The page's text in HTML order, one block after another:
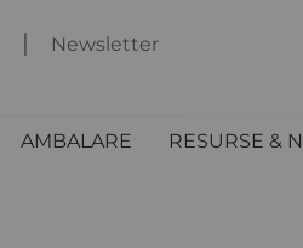
Newsletter
AMBALARE RESURSE &